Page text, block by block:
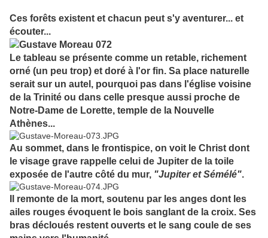
Ces forêts existent et chacun peut s'y aventurer... et
écouter...
Le tableau se présente comme un retable, richement
orné (un peu trop) et doré à l'or fin. Sa place naturelle
serait sur un autel, pourquoi pas dans l'église voisine
de la Trinité ou dans celle presque aussi proche de
Notre-Dame de Lorette, temple de la Nouvelle
Athènes...
Au sommet, dans le frontispice, on voit le Christ dont
le visage grave rappelle celui de Jupiter de la toile
exposée de l'autre côté du mur, "Jupiter et Sémélé".
Il remonte de la mort, soutenu par les anges dont les
ailes rouges évoquent le bois sanglant de la croix. Ses
bras décloués restent ouverts et le sang coule de ses